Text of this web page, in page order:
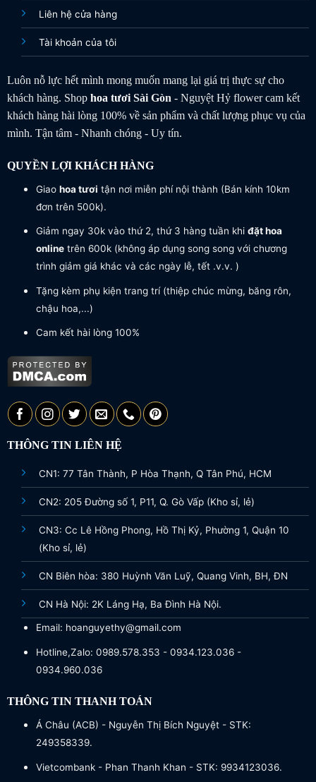
Liên hệ cửa hàng
Tài khoản của tôi
Luôn nỗ lực hết mình mong muốn mang lại giá trị thực sự cho
khách hàng. Shop hoa tươiSài Gòn - Nguyệt Hỷ flower cam kết
khách hàng hài lòng 100% về sản phẩm và chất lượng phục vụ của
mình. Tận tâm - Nhanh chóng - Uy tín.
QUYỀN LỢI KHÁCH HÀNG
Giao hoa tươi tận nơi miễn phí nội thành (Bán kính 10km
đơn trên 500k).
Giảm ngay 30k vào thứ 2, thứ 3 hàng tuần khi đặt hoa
onlinetrên 600k (không áp dụng song song với chương
trình giảm giá khác và các ngày lễ, tết .v.v. )
Tặng kèm phụ kiện trang trí (thiệp chúc mừng, băng rôn,
chậu hoa,...)
Cam kết hài lòng 100%
THÔNG TIN LIÊN HỆ
CN1: 77 Tân Thành, P Hòa Thạnh, Q Tân Phú, HCM
CN2: 205 Đường số 1, P11, Q. Gò Vấp (Kho sỉ, lẻ)
CN3: Cc Lê Hồng Phong, Hồ Thị Kỷ, Phường 1, Quận 10
(Kho sỉ, lẻ)
CN Biên hòa: 380 Huỳnh Văn Luỹ, Quang Vinh, BH, ĐN
CN Hà Nội: 2K Láng Hạ, Ba Đình Hà Nội.
Email: hoanguyethy@gmail.com
Hotline,Zalo: 0989.578.353 - 0934.123.036 -
0934.960.036
THÔNG TIN THANH TOÁN
Á Châu (ACB) - Nguyễn Thị Bích Nguyệt - STK:
249358339.
Vietcombank - Phan Thanh Khan - STK: 9934123036.